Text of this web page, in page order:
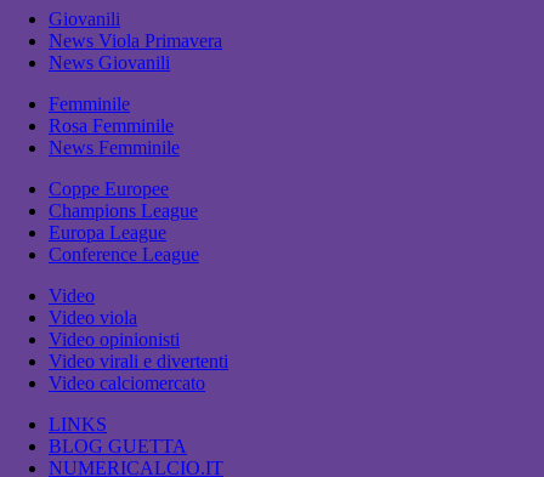
Giovanili
News Viola Primavera
News Giovanili
Femminile
Rosa Femminile
News Femminile
Coppe Europee
Champions League
Europa League
Conference League
Video
Video viola
Video opinionisti
Video virali e divertenti
Video calciomercato
LINKS
BLOG GUETTA
NUMERICALCIO.IT